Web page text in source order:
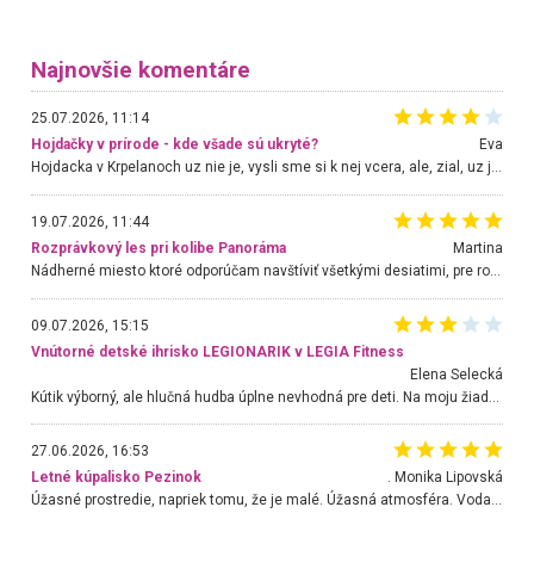
Najnovšie komentáre
25.07.2026, 11:14
Hojdačky v prírode - kde všade sú ukryté?
Eva
Hojdacka v Krpelanoch uz nie je, vysli sme si k nej vcera, ale, zial, uz je znicena. Ak sem planujete cestu len kvoli hojdacke, mozete si ju usetrit. Krasny vyhlad je tu vsak aj bez hojdacky :-)
19.07.2026, 11:44
Rozprávkový les pri kolibe Panoráma
Martina
Nádherné miesto ktoré odporúčam navštíviť všetkými desiatimi, pre rodiny s deťmi, dôchodcom... Proste a jednoducho ozaj rozprávkový les.. určite ešte prídeme. Odniesli sme si na pamiatku krásne tričká,
09.07.2026, 15:15
Vnútorné detské ihrisko LEGIONARIK v LEGIA Fitness
Elena Selecká
27.06.2026, 16:53
Letné kúpalisko Pezinok
. Monika Lipovská
Úžasné prostredie, napriek tomu, že je malé. Úžasná atmosféra. Voda fantastická a nádherná. Ľudí je pomerne veľa, ale su mili a ohľaduplní. Je veľmi zaujímavé sledovať, ako dokážu spolu športovať cudzí ľudia a bez ohľadu na vek. Vládne tu pohoda. Vnuka neviem dostať z vody. Ďakujem za krásny deň . Urcite sa sem vrátim. Jediný problém je s parkovaním, ale aj ten sa mi podarilo vyriešiť. Monika Bratislava